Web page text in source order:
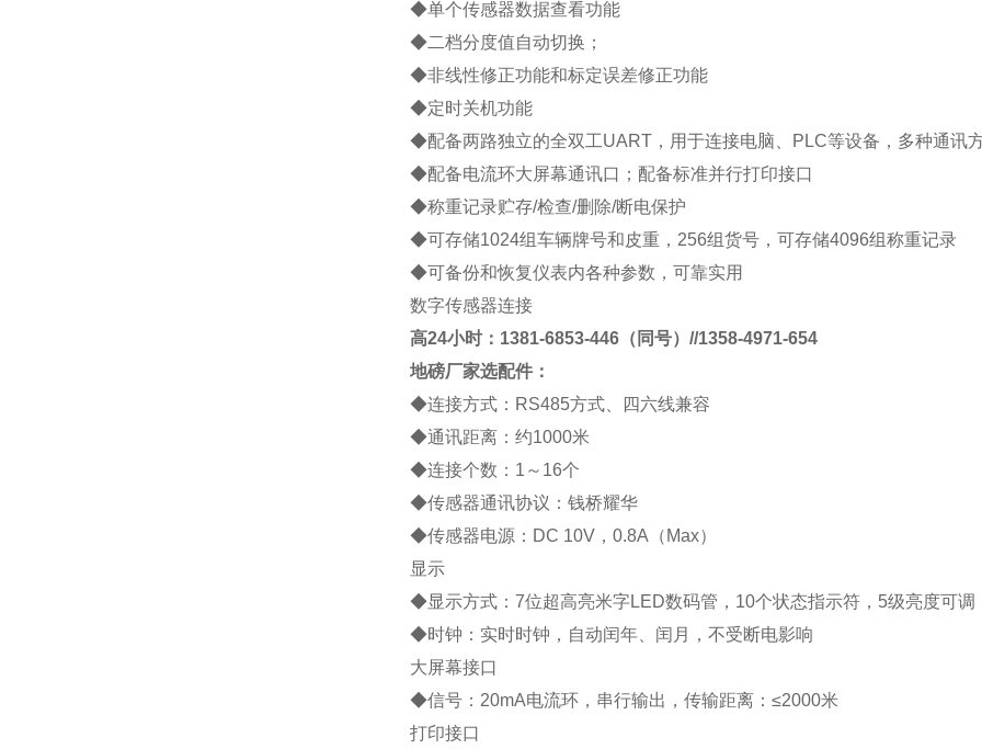
◆单个传感器数据查看功能
◆二档分度值自动切换；
◆非线性修正功能和标定误差修正功能
◆定时关机功能
◆配备两路独立的全双工UART，用于连接电脑、 PLC等设备，多种通讯
◆配备电流环大屏幕通讯口；配备标准并行打印接口
◆称重记录贮存/检查/删除/断电保护
◆可存储1024组车辆牌号和皮重， 256组货号，可存储4096组称重记录
◆可备份和恢复仪表内各种参数，可靠实用
数字传感器连接
高24小时：1381-6853-446（同号）//1358-4971-654
地磅厂家选配件：
◆连接方式： RS485方式、四六线兼容
◆通讯距离：约1000米
◆连接个数： 1 ～ 16个
◆传感器通讯协议： 钱桥耀华
◆传感器电源： DC 10V， 0.8A （ Max）
显示
◆显示方式： 7位超高亮米字LED数码管， 10个状态指示符， 5级亮度可调
◆时钟：实时时钟，自动闰年、闰月，不受断电影响
大屏幕接口
◆信号： 20mA电流环，串行输出，传输距离： ≤2000米
打印接口